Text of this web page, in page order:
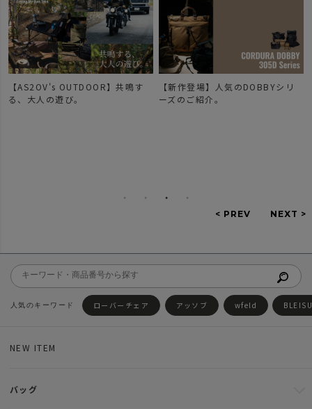
【AS2OV's OUTDOOR】共鳴す
る、大人の遊び。
【新作登場】人気のDOBBYシリ
ーズのご紹介。
ローバーチェア アッソブ wfeld
NEW ITEM
バッグ